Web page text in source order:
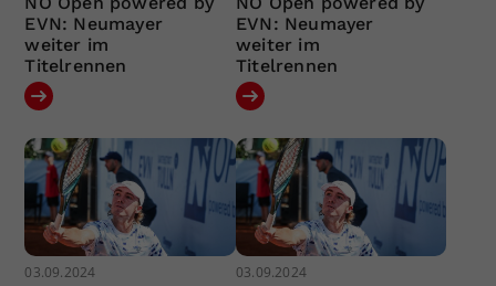
EVN: Neumayer
weiter im
Titelrennen
EVN: Neumayer
weiter im
Titelrennen
03.09.2024 03.09.2024